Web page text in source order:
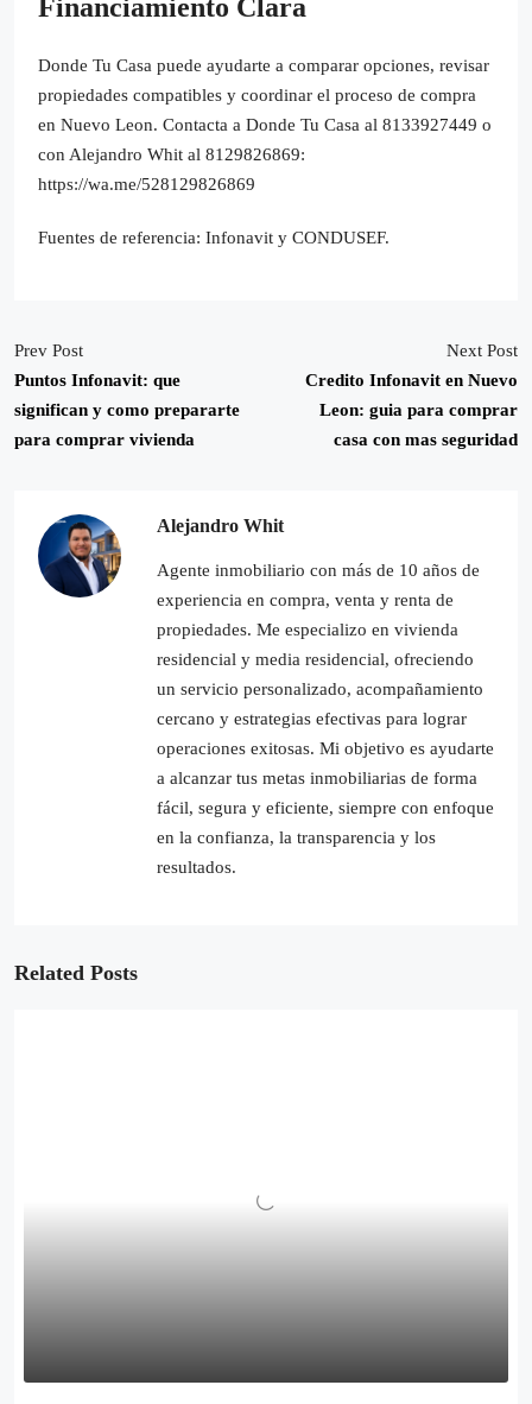
Financiamiento Clara
Donde Tu Casa puede ayudarte a comparar opciones, revisar
propiedades compatibles y coordinar el proceso de compra
en Nuevo Leon. Contacta a Donde Tu Casa al 8133927449 o
con Alejandro Whit al 8129826869:
https://wa.me/528129826869
Fuentes de referencia: Infonavit y CONDUSEF.
Prev Post
Puntos Infonavit: que
significan y como prepararte
para comprar vivienda
Next Post
Credito Infonavit en Nuevo
Leon: guia para comprar
casa con mas seguridad
Alejandro Whit
Agente inmobiliario con más de 10 años de
experiencia en compra, venta y renta de
propiedades. Me especializo en vivienda
residencial y media residencial, ofreciendo
un servicio personalizado, acompañamiento
cercano y estrategias efectivas para lograr
operaciones exitosas. Mi objetivo es ayudarte
a alcanzar tus metas inmobiliarias de forma
fácil, segura y eficiente, siempre con enfoque
en la confianza, la transparencia y los
resultados.
Related Posts